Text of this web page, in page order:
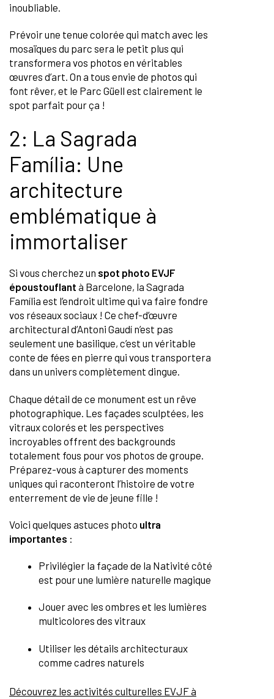
inoubliable.
Prévoir une tenue colorée qui match avec les
mosaïques du parc sera le petit plus qui
transformera vos photos en véritables
œuvres d’art. On a tous envie de photos qui
font rêver, et le Parc Güell est clairement le
spot parfait pour ça !
2: La Sagrada
Família: Une
architecture
emblématique à
immortaliser
Si vous cherchez un spot photo EVJF
époustouflant à Barcelone, la Sagrada
Família est l’endroit ultime qui va faire fondre
vos réseaux sociaux ! Ce chef-d’œuvre
architectural d’Antoni Gaudí n’est pas
seulement une basilique, c’est un véritable
conte de fées en pierre qui vous transportera
dans un univers complètement dingue.
Chaque détail de ce monument est un rêve
photographique. Les façades sculptées, les
vitraux colorés et les perspectives
incroyables offrent des backgrounds
totalement fous pour vos photos de groupe.
Préparez-vous à capturer des moments
uniques qui raconteront l’histoire de votre
enterrement de vie de jeune fille !
Voici quelques astuces photo ultra
importantes :
Privilégier la façade de la Nativité côté
est pour une lumière naturelle magique
Jouer avec les ombres et les lumières
multicolores des vitraux
Utiliser les détails architecturaux
comme cadres naturels
Découvrez les activités culturelles EVJF à